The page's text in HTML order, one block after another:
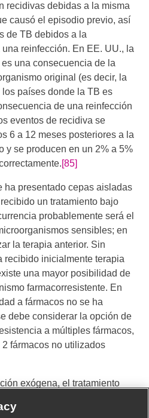
recidivas debidas a la misma
causó el episodio previo, así
de TB debidos a la
reinfección. En EE. UU., la
una consecuencia de la
original (es decir, la
países donde la TB es
de una reinfección
eventos de recidiva se
6 a 12 meses posteriores a la
y se producen en un 2% a 5%
[85]
ha presentado cepas aisladas
un tratamiento bajo
probablemente será el
sensibles; en
la terapia anterior. Sin
recibido inicialmente terapia
una mayor posibilidad de
farmacorresistente. En
a fármacos no se ha
debe considerar la opción de
a múltiples fármacos,
fármacos no utilizados
exógena, el tratamiento
si se conoce.